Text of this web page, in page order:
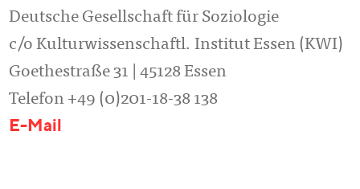
Deutsche Gesellschaft für Soziologie
c/o Kulturwissenschaftl. Institut Essen (KWI)
Goethestraße 31 | 45128 Essen
Telefon +49 (0)201-18-38 138
E-Mail